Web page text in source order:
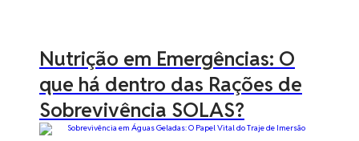
Nutrição em Emergências: O
que há dentro das Rações de
Sobrevivência SOLAS?